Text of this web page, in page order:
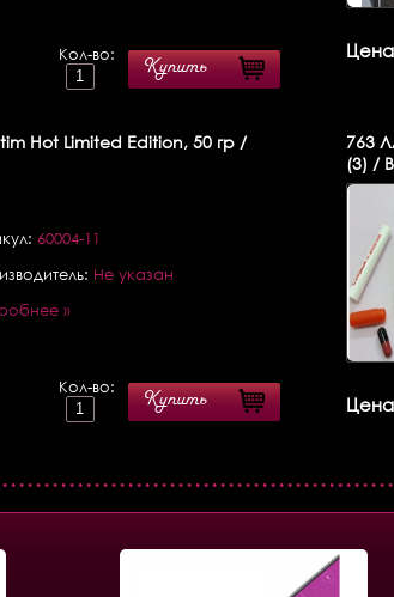
Кол-во:
Купить
Hot Limited Edition, 50 гр /
60004-11
Не указан
»
Кол-во:
Купить
763
(3) /